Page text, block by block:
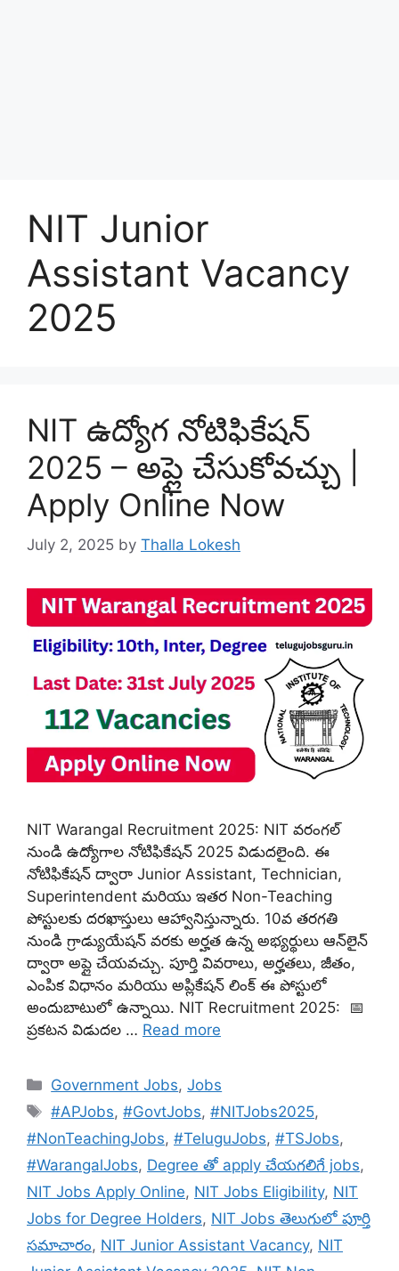
NIT Junior
Assistant Vacancy
2025
NIT ఉద్యోగ నోటిఫికేషన్
2025 – అప్లై చేసుకోవచ్చు |
Apply Online Now
July 2, 2025 by Thalla Lokesh
NIT Warangal Recruitment 2025: NIT వరంగల్
నుండి ఉద్యోగాల నోటిఫికేషన్ 2025 విడుదలైంది. ఈ
నోటిఫికేషన్ ద్వారా Junior Assistant, Technician,
Superintendent మరియు ఇతర Non-Teaching
పోస్టులకు దరఖాస్తులు ఆహ్వానిస్తున్నారు. 10వ తరగతి
నుండి గ్రాడ్యుయేషన్ వరకు అర్హత ఉన్న అభ్యర్థులు ఆన్‌లైన్
ద్వారా అప్లై చేయవచ్చు. పూర్తి వివరాలు, అర్హతలు, జీతం,
ఎంపిక విధానం మరియు అప్లికేషన్ లింక్ ఈ పోస్టులో
అందుబాటులో ఉన్నాయి. NIT Recruitment 2025: 📅
ప్రకటన విడుదల … Read more
Categories
Government Jobs,Jobs
Tags
#APJobs,#GovtJobs,#NITJobs2025,
#NonTeachingJobs, #TeluguJobs, #TSJobs,
#WarangalJobs, Degree తో apply చేయగలిగే jobs,
NIT Jobs Apply Online, NIT Jobs Eligibility, NIT
Jobs for Degree Holders, NIT Jobs తెలుగులో పూర్తి
సమాచారం, NIT Junior Assistant Vacancy, NIT